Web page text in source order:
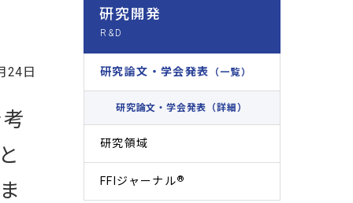
24日
研究開発
研究論文・学会発表 （一覧）
研究論文・学会発表（詳細）
研究領域
FFIジャーナル®